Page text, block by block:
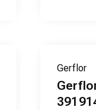
Gerflor